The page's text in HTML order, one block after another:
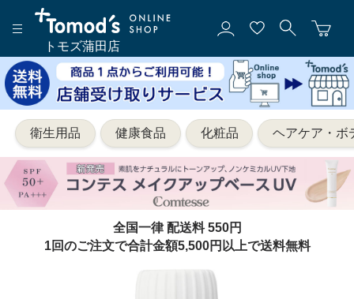
トモズ蒲田店
衛生用品 健康食品 化粧品 ヘアケア・ボ
全国一律 配送料 550円
1回のご注文で合計金額5,500円以上で送料無料